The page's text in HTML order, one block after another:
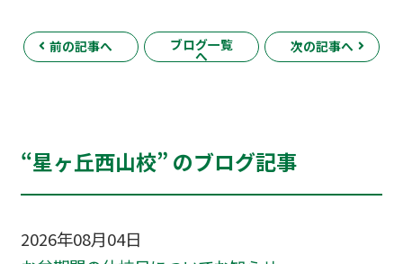
前の記事へ ブログ一覧
へ
次の記事へ
“星ヶ丘西山校” のブログ記事
2026年08月04日